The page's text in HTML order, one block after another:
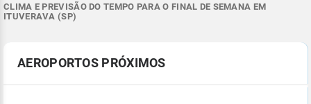
CLIMA E PREVISÃO DO TEMPO PARA O FINAL DE SEMANA EM
ITUVERAVA (SP)
AEROPORTOS PRÓXIMOS